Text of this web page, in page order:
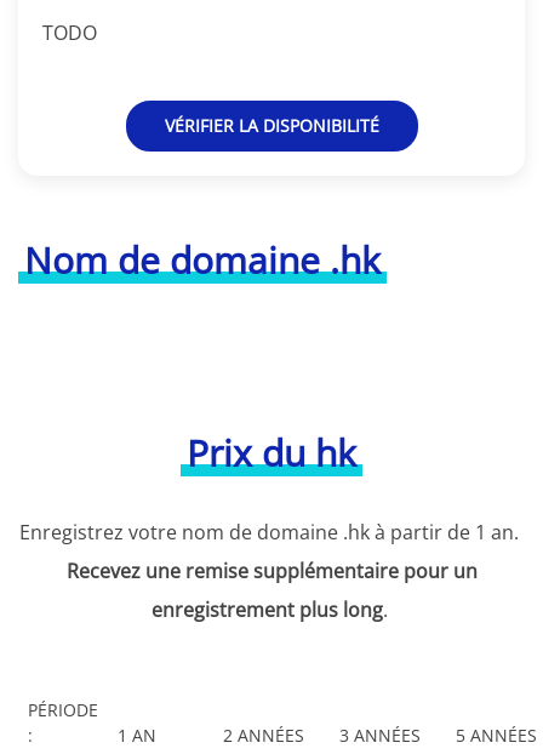
Nom de domaine .hk
TODO
VÉRIFIER LA DISPONIBILITÉ
Prix du hk
Enregistrez votre nom de domaine .hk à partir de 1 an.
Recevez une remise supplémentaire pour un
enregistrement plus long.
PÉRIODE
:
1 AN 2 ANNÉES 3 ANNÉES 5 ANNÉES